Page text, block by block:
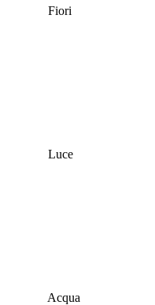
Fiori
Luce
Acqua